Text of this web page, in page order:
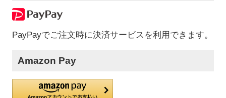
PayPayでご注文時に決済サービスを利用できます。
Amazon Pay